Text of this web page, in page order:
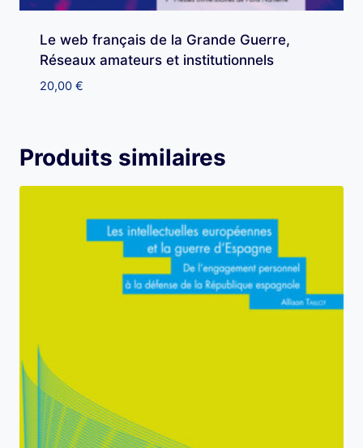
Le web français de la Grande Guerre,
Réseaux amateurs et institutionnels
20,00 €
Produits similaires